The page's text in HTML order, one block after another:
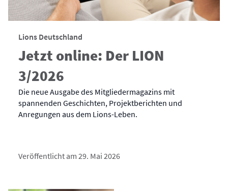
Lions Deutschland
Jetzt online: Der LION
3/2026
Die neue Ausgabe des Mitgliedermagazins mit
spannenden Geschichten, Projektberichten und
Anregungen aus dem Lions-Leben.
Veröffentlicht am 29. Mai 2026